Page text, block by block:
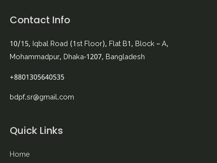
Contact Info
10/15, Iqbal Road (1st Floor), Flat B1, Block – A,
Mohammadpur, Dhaka-1207, Bangladesh
+8801305640535
bdpf.sr@gmail.com
Quick Links
Home